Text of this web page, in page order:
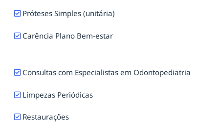
Próteses Simples (unitária)
Carência Plano Bem-estar
Consultas com Especialistas em Odontopediatria
Limpezas Periódicas
Restaurações